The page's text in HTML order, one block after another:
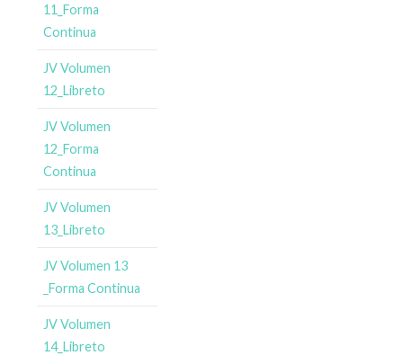
11_Forma
Continua
JV Volumen
12_Libreto
JV Volumen
12_Forma
Continua
JV Volumen
13_Libreto
JV Volumen 13
_Forma Continua
JV Volumen
14_Libreto